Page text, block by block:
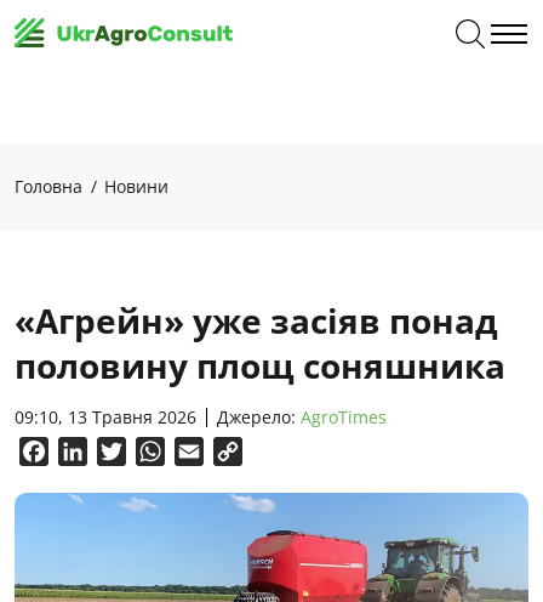
Головна Новини
«Агрейн» уже засіяв понад
половину площ соняшника
09:10, 13 Травня 2026 Джерело: AgroTimes
FacebookLinkedInTwitterWhatsApp
Email